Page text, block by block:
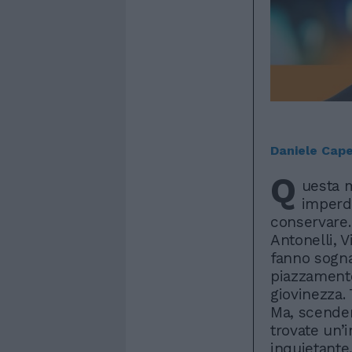
Daniele
Q uesta
Antonelli,
fanno
Ma,
trovate